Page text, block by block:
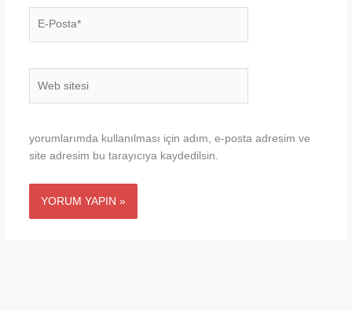
sitesi
yorumlarımda kullanılması için adım, e-posta adresim ve
site adresim bu tarayıcıya kaydedilsin.